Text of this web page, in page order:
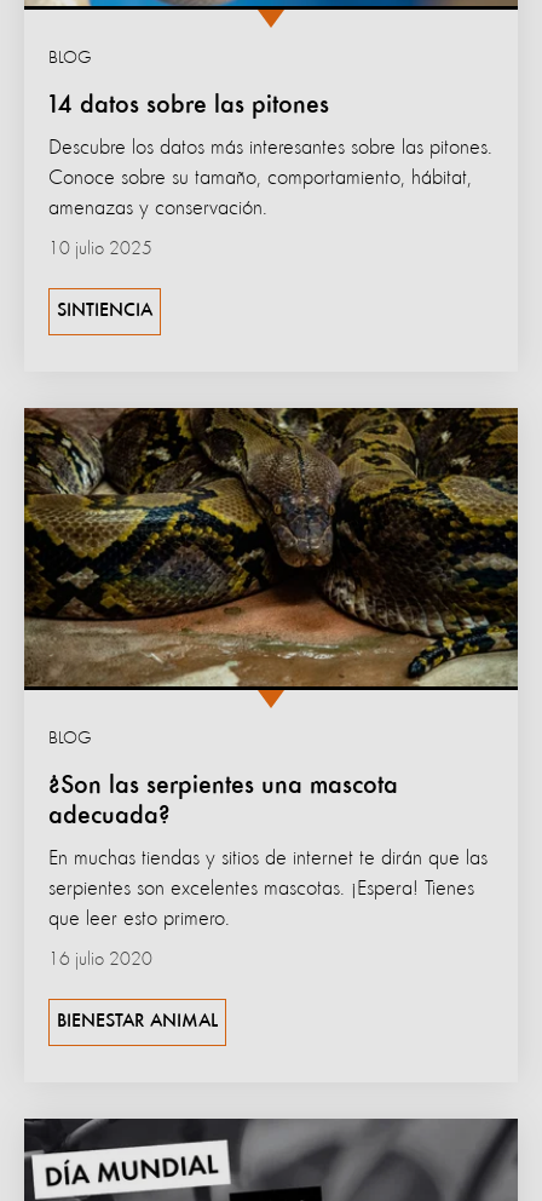
14 datos sobre las pitones
BLOG
Descubre los datos más interesantes sobre las pitones.
Conoce sobre su tamaño, comportamiento, hábitat,
amenazas y conservación.
10 julio 2025
SINTIENCIA
¿Son las serpientes una mascota
adecuada?
BLOG
En muchas tiendas y sitios de internet te dirán que las
serpientes son excelentes mascotas. ¡Espera! Tienes
que leer esto primero.
16 julio 2020
BIENESTAR ANIMAL